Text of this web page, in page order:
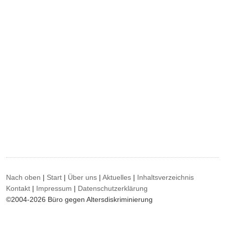
Nach oben | Start | Über uns |Aktuelles | Inhaltsverzeichnis
Kontakt | Impressum | Datenschutzerklärung
©2004-2026 Büro gegen Altersdiskriminierung